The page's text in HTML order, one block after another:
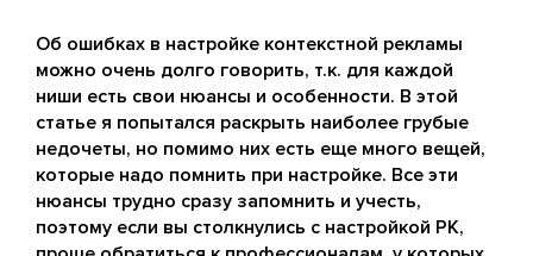
Об ошибках в настройке контекстной рекламы
можно очень долго говорить, т.к. для каждой
ниши есть свои нюансы и особенности. В этой
статье я попытался раскрыть наиболее грубые
недочеты, но помимо них есть еще много вещей,
которые надо помнить при настройке. Все эти
нюансы трудно сразу запомнить и учесть,
поэтому если вы столкнулись с настройкой РК,